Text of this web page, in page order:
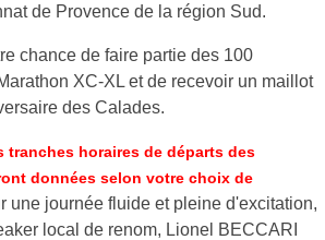
de Provence de la région Sud.
chance de faire partie des 100
XC-XL et de recevoir un maillot
des Calades.
tranches horaires de départs des
données selon votre choix de
une journée fluide et pleine d'excitation,
local de renom, Lionel BECCARI